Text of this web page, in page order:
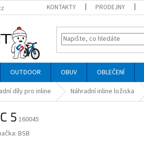
KONTAKTY PRODEJNY
OUTDOOR OBUV OBLEČENÍ
díly pro inline Náhradní inline ložiska
5 160045
BSB